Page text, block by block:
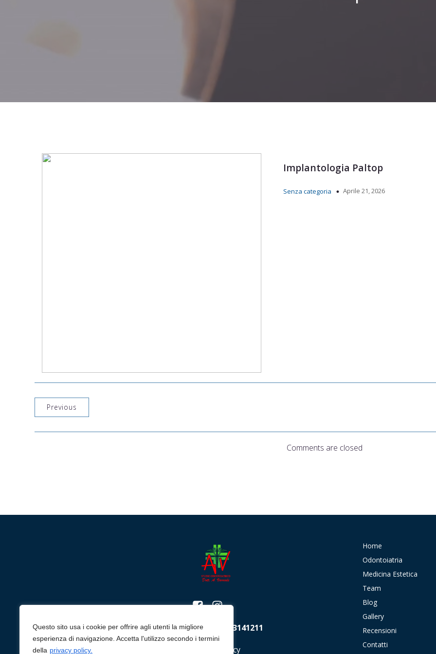
Questo sito usa i cookie per offrire agli utenti la migliore
esperienza di navigazione. Accetta l'utilizzo secondo i termini
della privacy policy.
Implantologia Paltop
Senza categoria Aprile 21, 2026
Previous
Comments are closed
P.IVA: 01203141211
Privacy policy
Home
Odontoiatria
Medicina Estetica
Team
Blog
Gallery
Recensioni
Contatti